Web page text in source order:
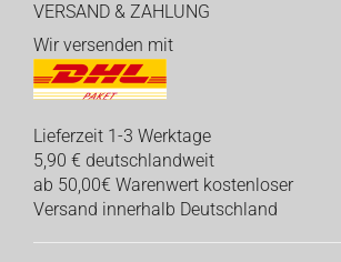
VERSAND & ZAHLUNG
Wir versenden mit
Lieferzeit 1-3 Werktage
5,90 € deutschlandweit
ab 50,00€ Warenwert kostenloser
Versand innerhalb Deutschland